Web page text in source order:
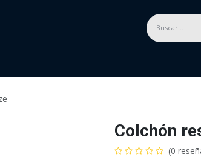
Colchón
(0